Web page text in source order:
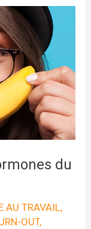
du
AU TRAVAIL,
OUT,